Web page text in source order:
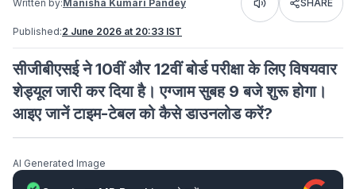
Written by:Manisha Kumari Pandey Listen SHARE
Published:2 June 2026 at 20:33 IST
सीजीबीएसई ने 10वीं और 12वीं बोर्ड परीक्षा के लिए विषयवार
शेड्यूल जारी कर दिया है। एग्जाम सुबह 9 बजे शुरू होगा।
आइए जानें टाइम-टेबल को कैसे डाउनलोड करें?
AI Generated Image